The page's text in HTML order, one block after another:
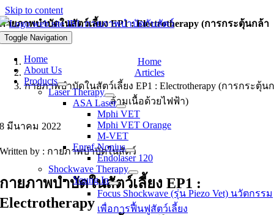
Skip to content
Toggle Navigation
Home
About Us
Products
Laser Therapy
ASA Laser
Mphi VET
Mphi VET Orange
M-VET
Enraf-Nonius
Endolaser 120
Shockwave Therapy
Young In
Focus Shockwave (รุ่น Piezo Vet) นวัตกรรม
เพื่อการฟื้นฟูสัตว์เลี้ยง
กายภาพบำบัดในสัตว์เลี้ยง EP1 : Electrotherapy (การกระตุ้นกล้า
มเนื้อด้วยไฟฟ้า)
Home
Articles
กายภาพบำบัดในสัตว์เลี้ยง EP1 : Electrotherapy (การกระตุ้นก
ล้ามเนื้อด้วยไฟฟ้า)
8 มีนาคม 2022
Written by : กายภาพบำบัดในสัตว์
กายภาพบำบัดในสัตว์เลี้ยง EP1 :
Electrotherapy